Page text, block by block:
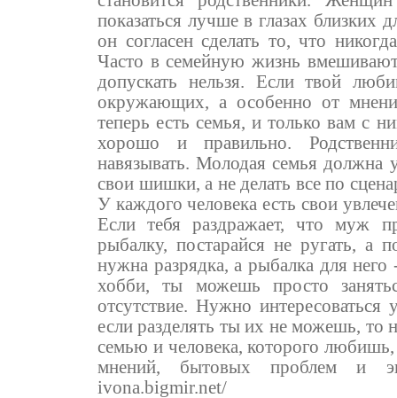
показаться лучше в глазах близких
он согласен сделать то, что
Часто в семейную жизнь
допускать нельзя. Если твой
окружающих, а особенно от
теперь есть семья, и только вам с
хорошо и правильно.
навязывать. Молодая семья должна
свои шишки, а не делать все по
У каждого человека есть свои
Если тебя раздражает, что муж
рыбалку, постарайся не ругать, а
нужна разрядка, а рыбалка для
хобби, ты можешь просто
отсутствие. Нужно
если разделять ты их не можешь, то
семью и человека, которого
мнений, бытовых проблем и
ivona.bigmir.net/